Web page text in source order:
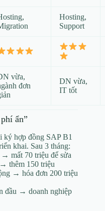
Hosting,
Support
vừa,
đơn
DN vừa,
IT tốt
ẩn”
ký hợp đồng SAP B1
khai. Sau 3 tháng:
mất 70 triệu để sửa
thêm 150 triệu
→ hóa đơn 200 triệu
đầu → doanh nghiệp